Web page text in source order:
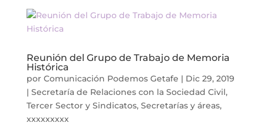
Reunión del Grupo de Trabajo de Memoria
Histórica
por Comunicación Podemos Getafe | Dic 29, 2019
| Secretaría de Relaciones con la Sociedad Civil,
Tercer Sector y Sindicatos, Secretarías y áreas,
xxxxxxxxx